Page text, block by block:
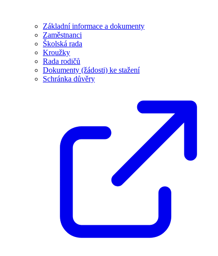
Základní informace a dokumenty
Zaměstnanci
Školská rada
Kroužky
Rada rodičů
Dokumenty (žádosti) ke stažení
Schránka důvěry